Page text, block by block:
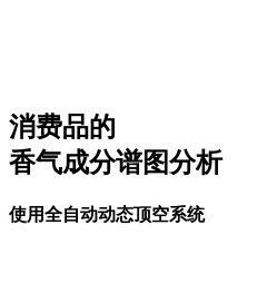
消费品的
香气成分谱图分析
使用全自动动态顶空系统